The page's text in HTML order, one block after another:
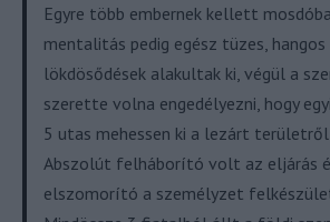
Egyre több embernek kellett
mentalitás pedig egész tüzes,
lökdösődések alakultak ki, végül a
szerette volna engedélyezni, hogy
5 utas mehessen ki a lezárt területről
Abszolút felháborító volt az eljárás
elszomorító a személyzet